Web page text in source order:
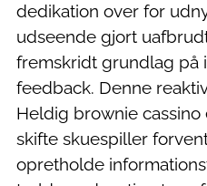
dedikation over for
udseende gjort
fremskridt grundlag på
feedback. Denne
Heldig brownie
skifte skuespiller
opretholde